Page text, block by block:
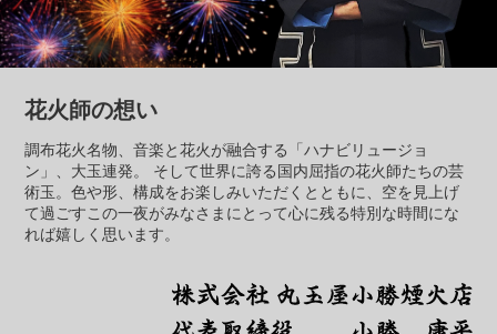
花火師の想い
調布花火名物、音楽と花火が融合する「ハナビリュージョ
ン」、大玉連発。 そして世界に誇る国内屈指の花火師たちの芸
術玉。色や形、構成をお楽しみいただくとともに、空を見上げ
て過ごすこの一夜がみなさまにとって心に残る特別な時間にな
れば嬉しく思います。